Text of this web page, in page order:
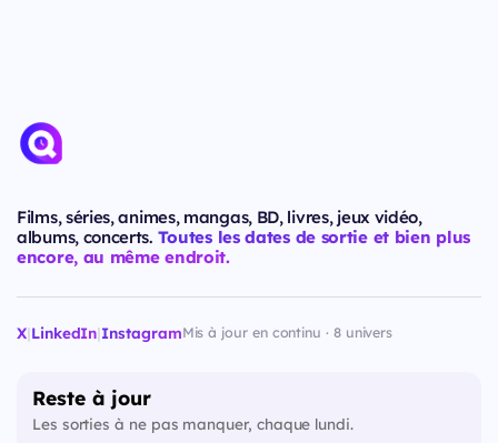
Films, séries, animes, mangas, BD, livres, jeux vidéo,
albums, concerts. Toutes les dates de sortie et bien plus
encore, au même endroit.
X|LinkedIn|InstagramMis à jour en continu · 8 univers
Reste à jour
Les sorties à ne pas manquer, chaque lundi.